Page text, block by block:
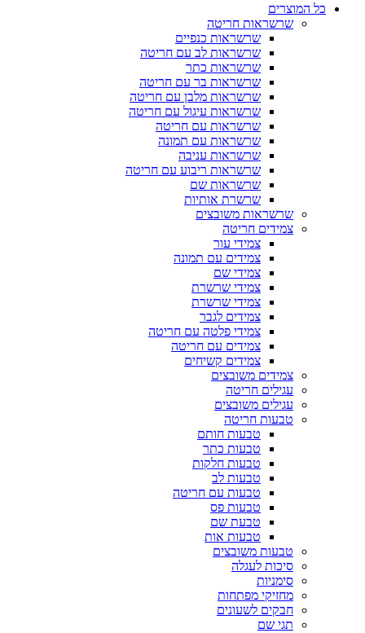
כל המוצרים
שרשראות חריטה
שרשראות כנפיים
שרשראות לב עם חריטה
שרשראות כתר
שרשראות בר עם חריטה
שרשראות מלבן עם חריטה
שרשראות עיגול עם חריטה
שרשראות עם חריטה
שרשראות עם תמונה
שרשראות עניבה
שרשראות ריבוע עם חריטה
שרשראות שם
שרשרת אותיות
שרשראות משובצים
צמידים חריטה
צמידי עור
צמידים עם תמונה
צמידי שם
צמידי שרשרת
צמידי שרשרת
צמידים לגבר
צמידי פלטה עם חריטה
צמידים עם חריטה
צמידים קשיחים
צמידים משובצים
עגילים חריטה
עגילים משובצים
טבעות חריטה
טבעות חותם
טבעות כתר
טבעות חלקות
טבעות לב
טבעות עם חריטה
טבעות פס
טבעת שם
טבעות אות
טבעות משובצים
סיכות לעגלה
סימניות
מחזיקי מפתחות
חבקים לשעונים
תגי שם